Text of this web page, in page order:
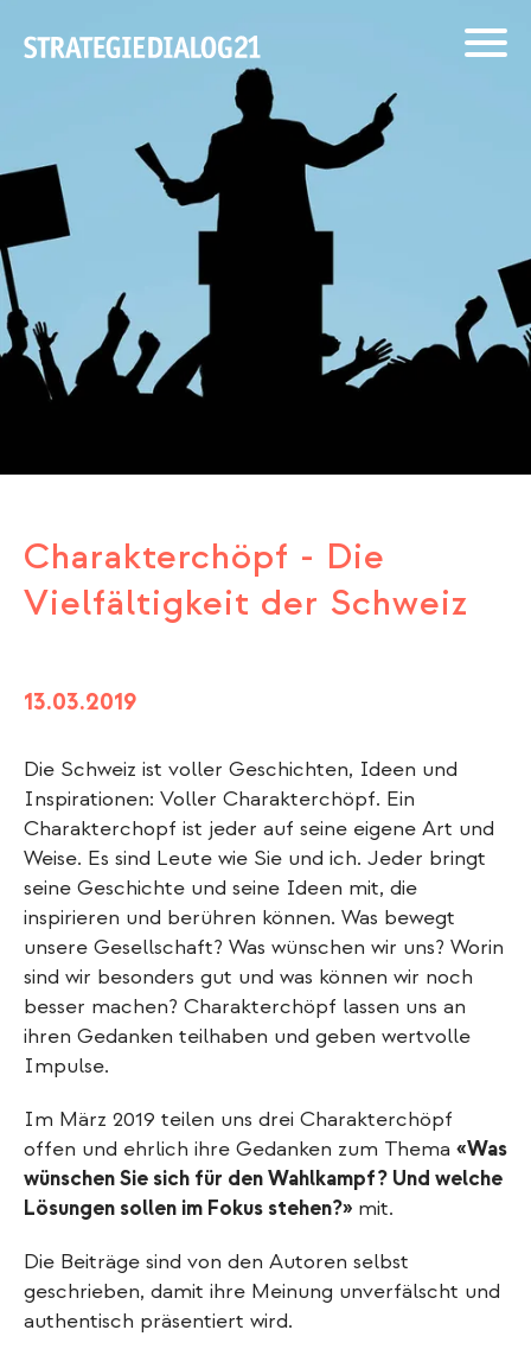
Charakterchöpf - Die
Vielfältigkeit der Schweiz
13.03.2019
Die Schweiz ist voller Geschichten, Ideen und
Inspirationen: Voller Charakterchöpf. Ein
Charakterchopf ist jeder auf seine eigene Art und
Weise. Es sind Leute wie Sie und ich. Jeder bringt
seine Geschichte und seine Ideen mit, die
inspirieren und berühren können. Was bewegt
unsere Gesellschaft? Was wünschen wir uns? Worin
sind wir besonders gut und was können wir noch
besser machen? Charakterchöpf lassen uns an
ihren Gedanken teilhaben und geben wertvolle
Impulse.
Im März 2019 teilen uns drei Charakterchöpf
offen und ehrlich ihre Gedanken zum Thema «Was
wünschen Sie sich für den Wahlkampf? Und welche
Lösungen sollen im Fokus stehen?» mit.
Die Beiträge sind von den Autoren selbst
geschrieben, damit ihre Meinung unverfälscht und
authentisch präsentiert wird.